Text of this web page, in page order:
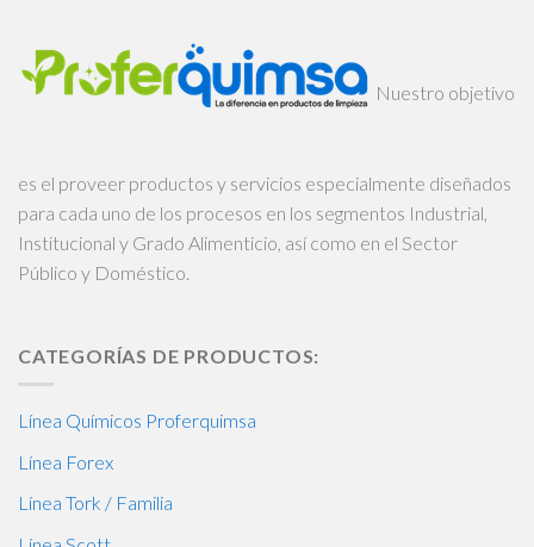
Nuestro objetivo
es el proveer productos y servicios especialmente diseñados
para cada uno de los procesos en los segmentos Industrial,
Institucional y Grado Alimenticio, así como en el Sector
Público y Doméstico.
CATEGORÍAS DE PRODUCTOS:
Línea Químicos Proferquimsa
Línea Forex
Línea Tork / Familia